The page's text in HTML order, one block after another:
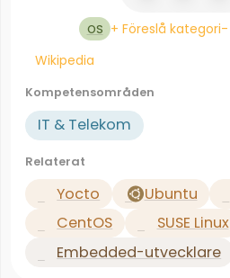
OS + Föreslå kategori-
Wikipedia
Kompetensområden
IT & Telekom
Relaterat
Yocto Ubuntu
CentOS
SUSE Linux
Embedded-utvecklare